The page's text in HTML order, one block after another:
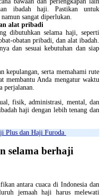
ibadah haji. Pastikan untuk
sangat diperlukan.
alat pribadi
dibutuhkan selama haji, seperti
obatan pribadi, dan alat ibadah.
dan sesuai kebutuhan dan siap
kepulangan, serta memahami rute
membantu Anda mengatur waktu
perjalanan.
fisik, administrasi, mental, dan
haji dengan lebih tenang dan
Plus dan Haji Furoda
selama berhaji
antara cuaca di Indonesia dan
jemaah haji harus melewati